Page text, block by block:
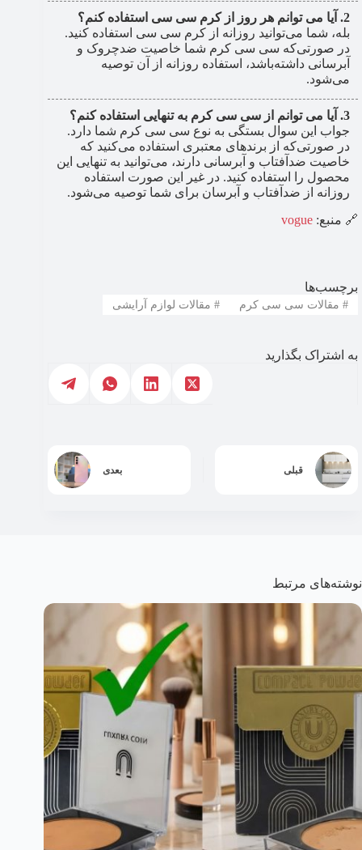
آیا می توانم هر روز از کرم سی سی استفاده کنم؟
بله، شما می‌توانید روزانه از کرم سی سی استفاده کنید.
در صورتی‌که سی سی کرم شما خاصیت ضدچروک و
آبرسانی داشته‌باشد، استفاده روزانه از آن توصیه
می‌شود.
آیا می توانم از سی سی کرم به تنهایی استفاده کنم؟
جواب این سوال بستگی به نوع سی سی کرم شما دارد.
در صورتی‌که از برندهای معتبری استفاده می‌کنید که
خاصیت ضدآفتاب و آبرسانی دارند، می‌توانید به تنهایی این
محصول را استفاده کنید. در غیر این صورت استفاده
روزانه از ضدآفتاب و آبرسان برای شما توصیه می‌شود.
🔗 منبع:
vogue
برچسب‌ها
#مقالات سی سی کرم #مقالات لوازم آرایشی
به اشتراک بگذارید
قبلی بعدی
نوشته‌های مرتبط